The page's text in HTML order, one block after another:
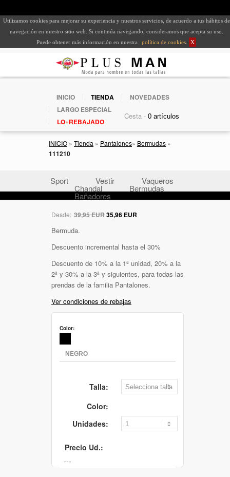
Utilizamos cookies para mejorar su experiencia y nuestros servicios, de acuerdo a tus hábitos de
navegación en nuestro sitio web. Si continúa navegando, consideramos que acepta su uso.
Puede obtener más información en nuestra
política de cookies X
INICIO TIENDA
NOVEDADES
LARGO ESPECIAL
LO+REBAJADO
Cesta -
INICIO » Tienda » Pantalones» Bermudas »
111210
Sport Vestir Vaqueros
Chandal Bermudas
Bañadores
Desde: 39,95 EUR35,96 EUR
Bermuda.
Descuento incremental hasta el 30%
Descuento de 10% a la 1ª unidad, 20% a la
2ª y 30% a la 3ª y siguientes, para todas las
prendas de la familia Pantalones.
Ver condiciones de rebajas
Color:
Talla:
Color:
Unidades:
Precio Ud.: